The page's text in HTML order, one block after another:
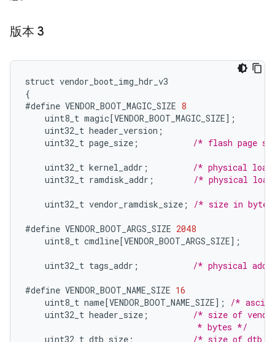
版本 3
struct vendor_boot_img_hdr_v3
{
#define VENDOR_BOOT_MAGIC_SIZE 8
uint8_t magic[VENDOR_BOOT_MAGIC_SIZE] ;
uint32_t header_version ;
uint32_t page_size ; /* flash page
uint32_t kernel_addr ;
/* physical
uint32_t ramdisk_addr ; /* physical
uint32_t vendor_ramdisk_size ; /* size in
#define VENDOR_BOOT_ARGS_SIZE 2048
uint8_t cmdline[VENDOR_BOOT_ARGS_SIZE] ;
uint32_t tags_addr ; /* physical
#define VENDOR_BOOT_NAME_SIZE 16
uint8_t name[VENDOR_BOOT_NAME_SIZE] ;
/* asciiz
uint32_t header_size ;
/* size of
                                   * bytes */
uint32_t dtb_size ; /* size of dtb